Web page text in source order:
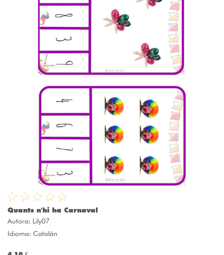
Quants n'hi ha Carnaval
Autora: Lily07
Idioma: Catalán